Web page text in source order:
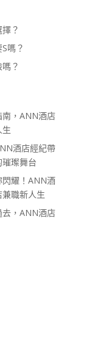
？
嗎？
？
南，ANN酒店
酒店經紀帶
璨舞台
閃耀！ANN酒
職新人生
，ANN酒店